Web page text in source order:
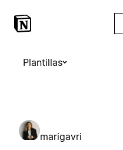
Plantillas
marigavri